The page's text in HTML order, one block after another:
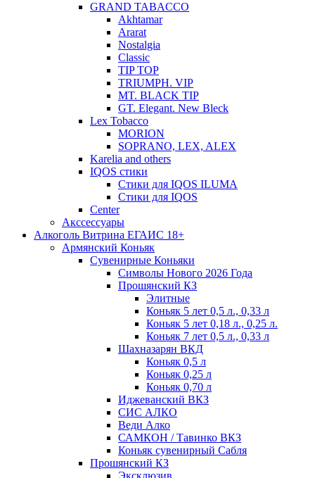
GRAND TABACCO
Akhtamar
Ararat
Nostalgia
Classic
TIP TOP
TRIUMPH. VIP
MT. BLACK TIP
GT. Elegant. New Bleck
Lex Tobacco
MORION
SOPRANO, LEX, ALEX
Karelia and others
IQOS стики
Стики для IQOS ILUMA
Стики для IQOS
Сenter
Акссессуары
Алкоголь Витрина ЕГАИС 18+
Армянский Коньяк
Сувенирные Коньяки
Символы Нового 2026 Года
Прошянский КЗ
Элитные
Коньяк 5 лет 0,5 л., 0,33 л
Коньяк 5 лет 0,18 л., 0,25 л.
Коньяк 7 лет 0,5 л., 0,33 л
Шахназарян ВКД
Коньяк 0,5 л
Коньяк 0,25 л
Коньяк 0,70 л
Иджеванский ВКЗ
СИС АЛКО
Веди Алко
САМКОН / Тавинко ВКЗ
Коньяк сувенирный Сабля
Прошянский КЗ
Эксклюзив